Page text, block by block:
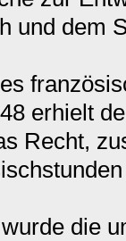
und dem
erhielt
Recht,
die